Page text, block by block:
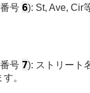
号 6): St, Ave, Cir
号 7): ストリート
。